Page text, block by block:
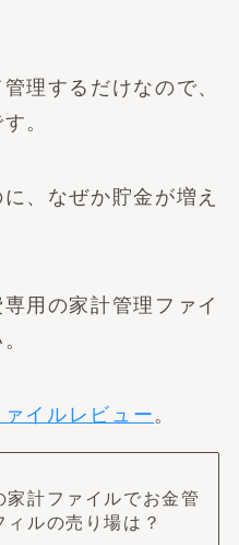
理するだけなので、
。
、なぜか貯金が増え
用の家計管理ファイ
イルレビュー。
家計ファイルでお金管
ィルの売り場は？